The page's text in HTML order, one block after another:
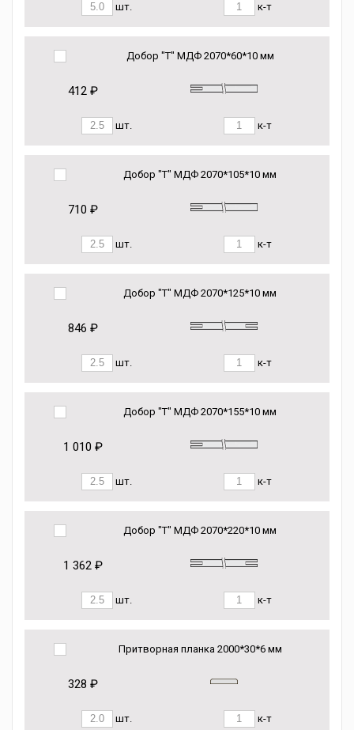
шт. к-т
Добор "Т" МДФ 2070*60*10 мм
412 ₽
шт. к-т
Добор "Т" МДФ 2070*105*10 мм
710 ₽
шт. к-т
Добор "Т" МДФ 2070*125*10 мм
846 ₽
шт. к-т
Добор "Т" МДФ 2070*155*10 мм
1 010 ₽
шт. к-т
Добор "Т" МДФ 2070*220*10 мм
1 362 ₽
шт. к-т
Притворная планка 2000*30*6 мм
328 ₽
шт. к-т